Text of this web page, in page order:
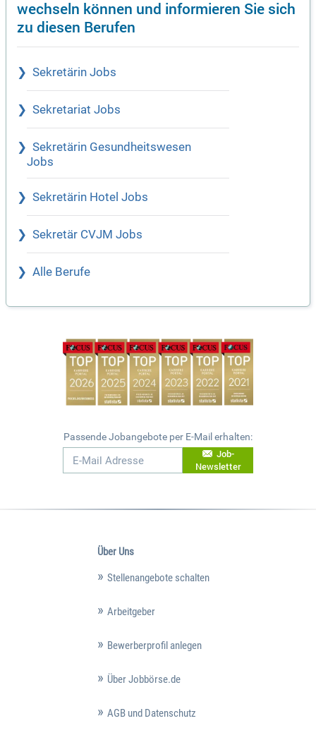
wechseln können und informieren Sie sich
zu diesen Berufen
Sekretärin Jobs
Sekretariat Jobs
Sekretärin Gesundheitswesen
Jobs
Sekretärin Hotel Jobs
Sekretär CVJM Jobs
Alle Berufe
Passende Jobangebote per E-Mail erhalten:
Job-
Newsletter
Über Uns
Stellenangebote schalten
Arbeitgeber
Bewerberprofil anlegen
Über Jobbörse.de
AGB und Datenschutz